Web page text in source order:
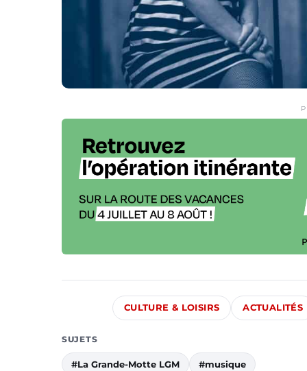
CULTURE & LOISIRS ACTUALITÉS
SUJETS
#La Grande-Motte LGM #musique